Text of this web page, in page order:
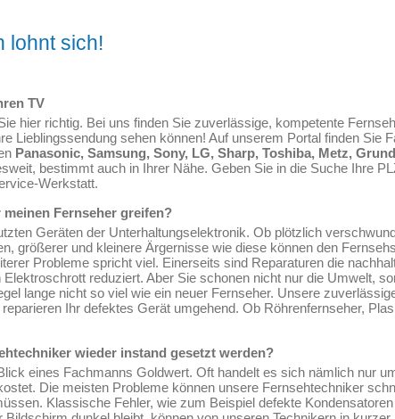
lohnt sich!
TV
hier richtig. Bei uns finden Sie zuverlässige, kompetente
Lieblingssendung sehen können! Auf unserem Portal finden Sie
Panasonic, Samsung, Sony, LG, Sharp, Toshiba, Metz,
bestimmt auch in Ihrer Nähe. Geben Sie in die Suche Ihre
Werkstatt.
Fernseher greifen?
Geräten der Unterhaltungselektronik. Ob plötzlich
größerer und kleinere Ärgernisse wie diese können den
Probleme spricht viel. Einerseits sind Reparaturen die
reduziert. Aber Sie schonen nicht nur die Umwelt,
lange nicht so viel wie ein neuer Fernseher. Unsere
Ihr defektes Gerät umgehend. Ob Röhrenfernseher,
wieder instand gesetzt werden?
eines Fachmanns Goldwert. Oft handelt es sich nämlich nur
Die meisten Probleme können unsere Fernsehtechniker
Klassische Fehler, wie zum Beispiel defekte